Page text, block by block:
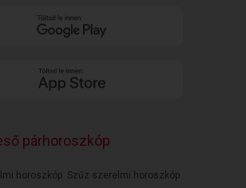
párhoroszkóp
horoszkóp Szűz szerelmi horoszkóp